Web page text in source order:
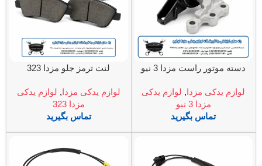
دسته موتور راست مزدا 3 نیو
لوازم یدکی مزدا, لوازم یدکی
مزدا 3 نیو
تماس بگیرید
لنت ترمز جلو مزدا 323
لوازم یدکی مزدا, لوازم یدکی
مزدا 323
تماس بگیرید